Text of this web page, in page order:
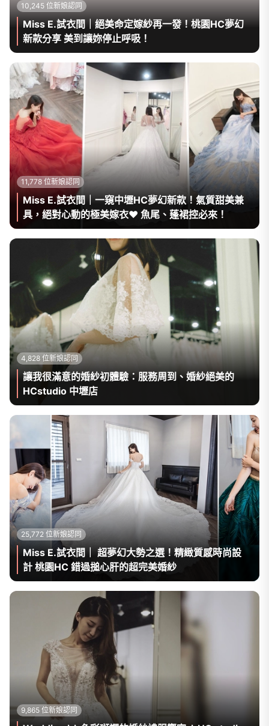
10,245 位新娘認同
Miss E.試衣間｜絕美命定嫁紗再一發！桃園HC夢幻
新款分享 美到讓妳停止呼吸！
11,778 位新娘認同
Miss E.試衣間｜一窺中壢HC夢幻新款！氣質甜美兼
具，絕對心動的極美嫁衣❤ 魚尾、蓬裙控必來！
4,828 位新娘認同
讓我很滿意的婚紗初體驗：服務周到、婚紗絕美的
HCstudio 中壢店
25,772 位新娘認同
Miss E.試衣間｜ 超夢幻大勢之選！精緻質感時尚設
計 桃園HC 錯過搥心肝的超完美婚紗
9,865 位新娘認同